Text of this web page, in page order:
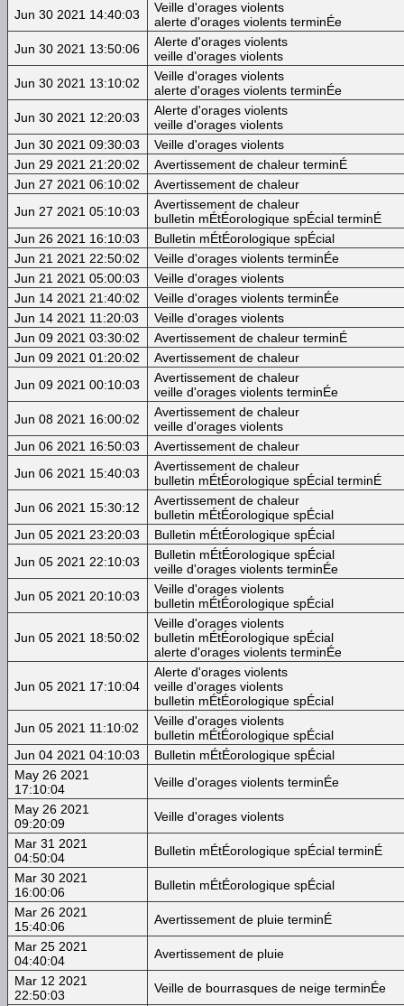
Jun 30 2021 14:40:03
Veille d'orages violents
alerte d'orages violents terminÉe
Jun 30 2021 13:50:06
Alerte d'orages violents
veille d'orages violents
Jun 30 2021 13:10:02
Veille d'orages violents
alerte d'orages violents terminÉe
Jun 30 2021 12:20:03
Alerte d'orages violents
veille d'orages violents
Jun 30 2021 09:30:03
Veille d'orages violents
Jun 29 2021 21:20:02
Avertissement de chaleur terminÉ
Jun 27 2021 06:10:02
Avertissement de chaleur
Jun 27 2021 05:10:03
Avertissement de chaleur
bulletin mÉtÉorologique spÉcial terminÉ
Jun 26 2021 16:10:03
Bulletin mÉtÉorologique spÉcial
Jun 21 2021 22:50:02
Veille d'orages violents terminÉe
Jun 21 2021 05:00:03
Veille d'orages violents
Jun 14 2021 21:40:02
Veille d'orages violents terminÉe
Jun 14 2021 11:20:03
Veille d'orages violents
Jun 09 2021 03:30:02
Avertissement de chaleur terminÉ
Jun 09 2021 01:20:02
Avertissement de chaleur
Jun 09 2021 00:10:03
Avertissement de chaleur
veille d'orages violents terminÉe
Jun 08 2021 16:00:02
Avertissement de chaleur
veille d'orages violents
Jun 06 2021 16:50:03
Avertissement de chaleur
Jun 06 2021 15:40:03
Avertissement de chaleur
bulletin mÉtÉorologique spÉcial terminÉ
Jun 06 2021 15:30:12
Avertissement de chaleur
bulletin mÉtÉorologique spÉcial
Jun 05 2021 23:20:03
Bulletin mÉtÉorologique spÉcial
Jun 05 2021 22:10:03
Bulletin mÉtÉorologique spÉcial
veille d'orages violents terminÉe
Jun 05 2021 20:10:03
Veille d'orages violents
bulletin mÉtÉorologique spÉcial
Jun 05 2021 18:50:02
Veille d'orages violents
bulletin mÉtÉorologique spÉcial
alerte d'orages violents terminÉe
Jun 05 2021 17:10:04
Alerte d'orages violents
veille d'orages violents
bulletin mÉtÉorologique spÉcial
Jun 05 2021 11:10:02
Veille d'orages violents
bulletin mÉtÉorologique spÉcial
Jun 04 2021 04:10:03
Bulletin mÉtÉorologique spÉcial
May 26 2021
17:10:04
Veille d'orages violents terminÉe
May 26 2021
09:20:09
Veille d'orages violents
Mar 31 2021
04:50:04
Bulletin mÉtÉorologique spÉcial terminÉ
Mar 30 2021
16:00:06
Bulletin mÉtÉorologique spÉcial
Mar 26 2021
15:40:06
Avertissement de pluie terminÉ
Mar 25 2021
04:40:04
Avertissement de pluie
Mar 12 2021
22:50:03
Veille de bourrasques de neige terminÉe